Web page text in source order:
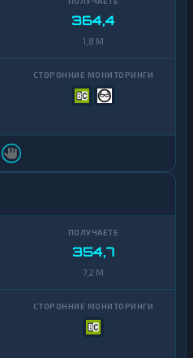
364,4
1,8 M
354,7
7,2 M